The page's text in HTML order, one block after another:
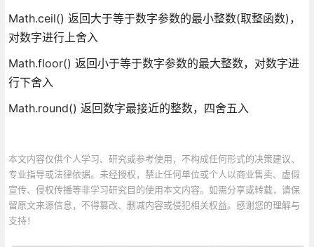
Math.ceil() 返回大于等于数字参数的最小整数(取整函数)，
对数字进行上舍入
Math.floor() 返回小于等于数字参数的最大整数，对数字进
行下舍入
Math.round() 返回数字最接近的整数，四舍五入
本文内容仅供个人学习、研究或参考使用，不构成任何形式的决策建议、
专业指导或法律依据。未经授权，禁止任何单位或个人以商业售卖、虚假
宣传、侵权传播等非学习研究目的使用本文内容。如需分享或转载，请保
留原文来源信息，不得篡改、删减内容或侵犯相关权益。感谢您的理解与
支持！